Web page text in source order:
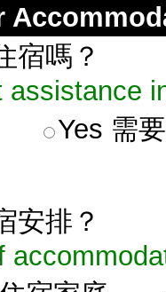
宿嗎？
Yes 需要
安排？